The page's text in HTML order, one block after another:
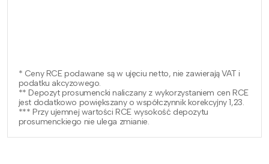
* Ceny RCE podawane są w ujęciu netto, nie zawierają VAT i
podatku akcyzowego.
** Depozyt prosumencki naliczany z wykorzystaniem cen RCE
jest dodatkowo powiększany o współczynnik korekcyjny 1,23.
*** Przy ujemnej wartości RCE wysokość depozytu
prosumenckiego nie ulega zmianie.